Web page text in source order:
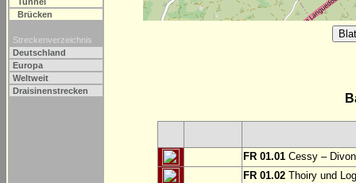
Brücken
Streckenverzeichnis
Deutschland
Europa
Weltweit
Draisinenstrecken
FR 01.01 Cessy –
FR 01.02 Thoiry und